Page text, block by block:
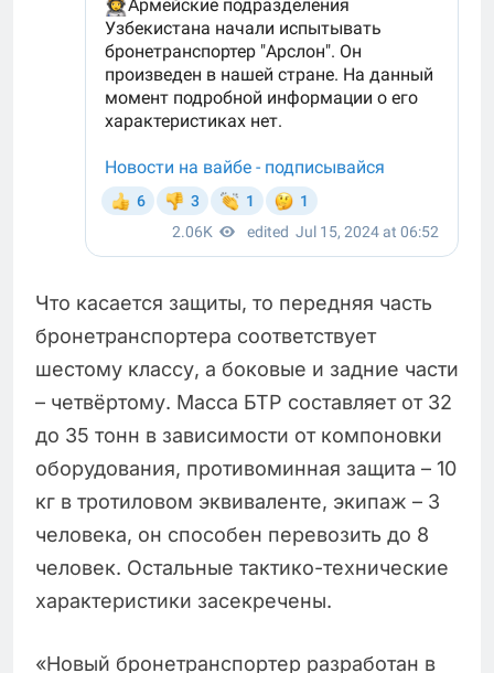
Что касается защиты, то передняя часть
бронетранспортера соответствует
шестому классу, а боковые и задние части
– четвёртому. Масса БТР составляет от 32
до 35 тонн в зависимости от компоновки
оборудования, противоминная защита – 10
кг в тротиловом эквиваленте, экипаж – 3
человека, он способен перевозить до 8
человек. Остальные тактико-технические
характеристики засекречены.
«Новый бронетранспортер разработан в